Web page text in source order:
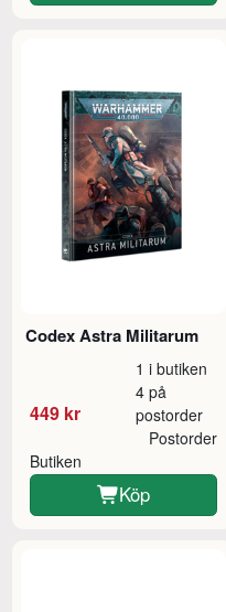
Codex Astra Militarum
449 kr
1 i butiken
4 på
postorder
Butiken
Postorder
Köp